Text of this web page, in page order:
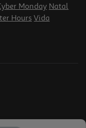
Monday Natal
Hours Vida